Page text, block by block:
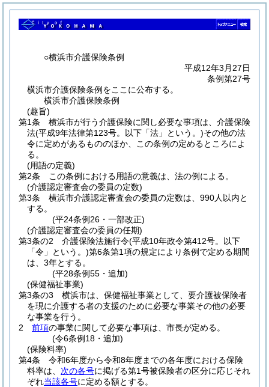
○横浜市介護保険条例
平成12年3月27日
条例第27号
横浜市介護保険条例をここに公布する。
横浜市介護保険条例
(趣旨)
第1条
横浜市が行う介護保険に関し必要な事項は、介護保険
法(平成9年法律第123号。以下「法」という。)その他の法
令に定めがあるもののほか、この条例の定めるところによ
る。
(用語の定義)
第2条
この条例における用語の意義は、法の例による。
(介護認定審査会の委員の定数)
第3条
横浜市介護認定審査会の委員の定数は、990人以内と
する。
(平24条例26・一部改正)
(介護認定審査会の委員の任期)
第3条の2
介護保険法施行令(平成10年政令第412号。以下
「令」という。)第6条第1項の規定により条例で定める期間
は、3年とする。
(平28条例55・追加)
(保健福祉事業)
第3条の3
横浜市は、保健福祉事業として、要介護被保険者
を現に介護する者の支援のために必要な事業その他の必要
な事業を行う。
2
前項の事業に関して必要な事項は、市長が定める。
(令6条例18・追加)
(保険料率)
第4条
令和6年度から令和8年度までの各年度における保険
料率は、 次の各号に掲げる第1号被保険者の区分に応じそれ
ぞれ当該各号に定める額とする。